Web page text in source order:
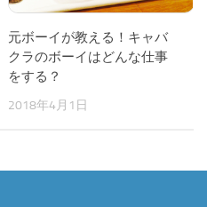
元ボーイが教える！キャバ
クラのボーイはどんな仕事
をする？
2018年4月1日